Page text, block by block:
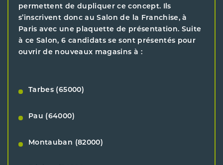
permettent de dupliquer ce concept. Ils
s’inscrivent donc au Salon de la Franchise, à
Paris avec une plaquette de présentation. Suite
à ce Salon, 6 candidats se sont présentés pour
ouvrir de nouveaux magasins à :
Tarbes (65000)
Pau (64000)
Montauban (82000)